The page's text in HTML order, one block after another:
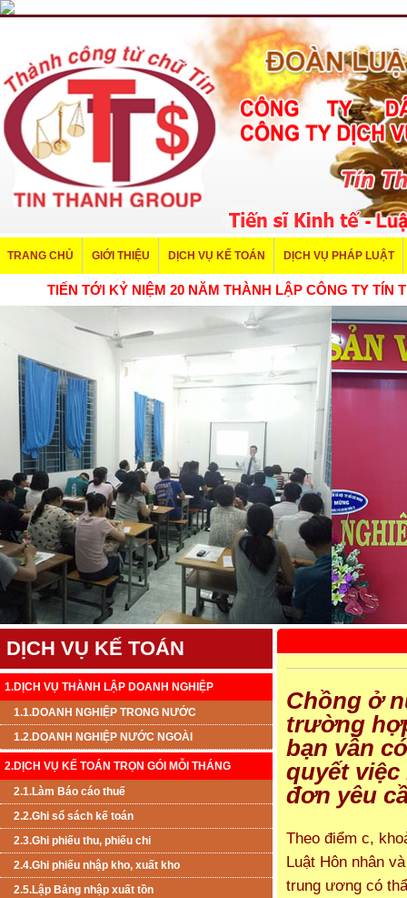
TRANG CHỦ GIỚI THIỆU DỊCH VỤ KẾ TOÁN DỊCH VỤ PHÁP LUẬT
TIẾN TỚI KỶ NIỆM 20 NĂM THÀNH LẬP CÔNG
DỊCH VỤ KẾ TOÁN
1.DỊCH VỤ THÀNH LẬP DOANH NGHIỆP
1.1.DOANH NGHIỆP TRONG NƯỚC
1.2.DOANH NGHIỆP NƯỚC NGOÀI
2.DỊCH VỤ KẾ TOÁN TRỌN GÓI MỖI THÁNG
2.1.Làm Báo cáo thuế
2.2.Ghi sổ sách kế toán
2.3.Ghi phiếu thu, phiếu chi
2.4.Ghi phiếu nhập kho, xuất kho
2.5.Lập Bảng nhập xuất tồn
Chồng ở
trường
bạn vẫn
quyết
đơn yêu
Theo điểm c,
Luật Hôn nhân
trung ương có